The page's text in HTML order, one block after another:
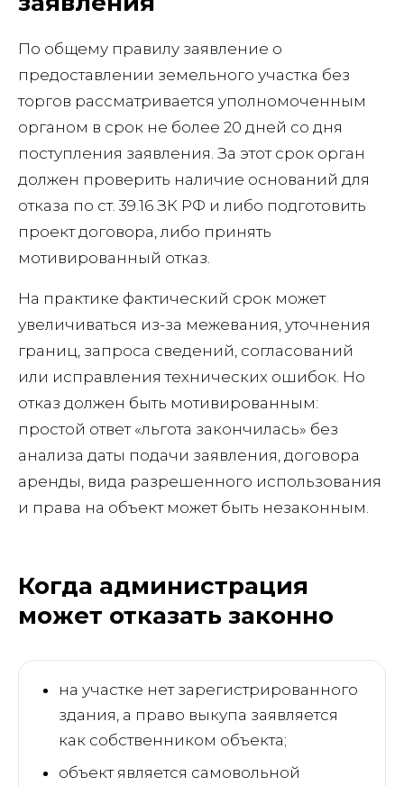
По общему правилу заявление о
предоставлении земельного участка без
торгов рассматривается уполномоченным
органом в срок не более 20 дней со дня
поступления заявления. За этот срок орган
должен проверить наличие оснований для
отказа по ст. 39.16 ЗК РФ и либо подготовить
проект договора, либо принять
мотивированный отказ.
На практике фактический срок может
увеличиваться из-за межевания, уточнения
границ, запроса сведений, согласований
или исправления технических ошибок. Но
отказ должен быть мотивированным:
простой ответ «льгота закончилась» без
анализа даты подачи заявления, договора
аренды, вида разрешенного использования
и права на объект может быть незаконным.
Когда администрация
может отказать законно
на участке нет зарегистрированного
здания, а право выкупа заявляется
как собственником объекта;
объект является самовольной